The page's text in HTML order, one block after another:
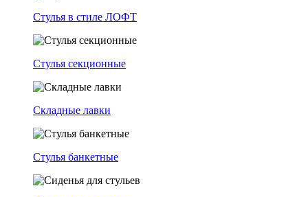
Стулья в стиле ЛОФТ
Стулья секционные
Складные лавки
Стулья банкетные